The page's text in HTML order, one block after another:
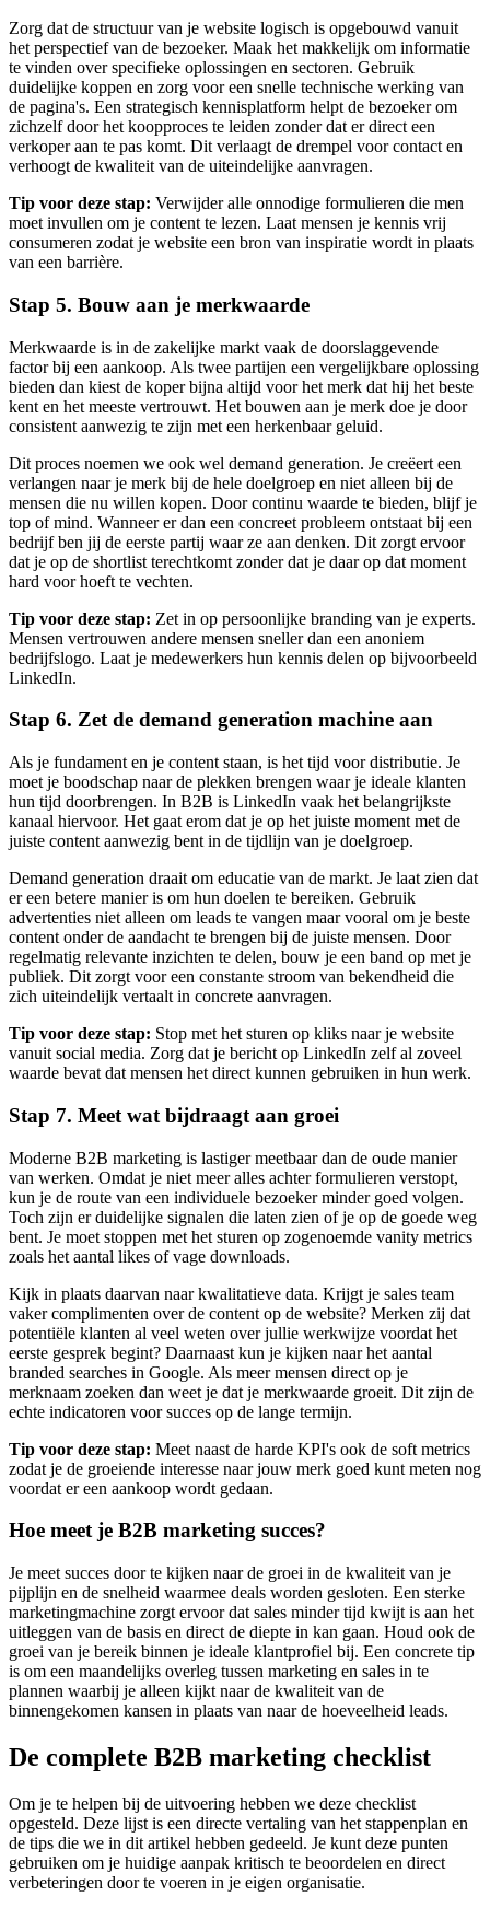
Zorg dat de structuur van je website logisch is opgebouwd vanuit
het perspectief van de bezoeker. Maak het makkelijk om informatie
te vinden over specifieke oplossingen en sectoren. Gebruik
duidelijke koppen en zorg voor een snelle technische werking van
de pagina's. Een strategisch kennisplatform helpt de bezoeker om
zichzelf door het koopproces te leiden zonder dat er direct een
verkoper aan te pas komt. Dit verlaagt de drempel voor contact en
verhoogt de kwaliteit van de uiteindelijke aanvragen.
Tip voor deze stap: Verwijder alle onnodige formulieren die men
moet invullen om je content te lezen. Laat mensen je kennis vrij
consumeren zodat je website een bron van inspiratie wordt in plaats
van een barrière.
Stap 5. Bouw aan je merkwaarde
Merkwaarde is in de zakelijke markt vaak de doorslaggevende
factor bij een aankoop. Als twee partijen een vergelijkbare oplossing
bieden dan kiest de koper bijna altijd voor het merk dat hij het beste
kent en het meeste vertrouwt. Het bouwen aan je merk doe je door
consistent aanwezig te zijn met een herkenbaar geluid.
Dit proces noemen we ook wel demand generation. Je creëert een
verlangen naar je merk bij de hele doelgroep en niet alleen bij de
mensen die nu willen kopen. Door continu waarde te bieden, blijf je
top of mind. Wanneer er dan een concreet probleem ontstaat bij een
bedrijf ben jij de eerste partij waar ze aan denken. Dit zorgt ervoor
dat je op de shortlist terechtkomt zonder dat je daar op dat moment
hard voor hoeft te vechten.
Tip voor deze stap: Zet in op persoonlijke branding van je experts.
Mensen vertrouwen andere mensen sneller dan een anoniem
bedrijfslogo. Laat je medewerkers hun kennis delen op bijvoorbeeld
LinkedIn.
Stap 6. Zet de demand generation machine aan
Als je fundament en je content staan, is het tijd voor distributie. Je
moet je boodschap naar de plekken brengen waar je ideale klanten
hun tijd doorbrengen. In B2B is LinkedIn vaak het belangrijkste
kanaal hiervoor. Het gaat erom dat je op het juiste moment met de
juiste content aanwezig bent in de tijdlijn van je doelgroep.
Demand generation draait om educatie van de markt. Je laat zien dat
er een betere manier is om hun doelen te bereiken. Gebruik
advertenties niet alleen om leads te vangen maar vooral om je beste
content onder de aandacht te brengen bij de juiste mensen. Door
regelmatig relevante inzichten te delen, bouw je een band op met je
publiek. Dit zorgt voor een constante stroom van bekendheid die
zich uiteindelijk vertaalt in concrete aanvragen.
Tip voor deze stap: Stop met het sturen op kliks naar je website
vanuit social media. Zorg dat je bericht op LinkedIn zelf al zoveel
waarde bevat dat mensen het direct kunnen gebruiken in hun werk.
Stap 7. Meet wat bijdraagt aan groei
Moderne B2B marketing is lastiger meetbaar dan de oude manier
van werken. Omdat je niet meer alles achter formulieren verstopt,
kun je de route van een individuele bezoeker minder goed volgen.
Toch zijn er duidelijke signalen die laten zien of je op de goede weg
bent. Je moet stoppen met het sturen op zogenoemde vanity metrics
zoals het aantal likes of vage downloads.
Kijk in plaats daarvan naar kwalitatieve data. Krijgt je sales team
vaker complimenten over de content op de website? Merken zij dat
potentiële klanten al veel weten over jullie werkwijze voordat het
eerste gesprek begint? Daarnaast kun je kijken naar het aantal
branded searches in Google. Als meer mensen direct op je
merknaam zoeken dan weet je dat je merkwaarde groeit. Dit zijn de
echte indicatoren voor succes op de lange termijn.
Tip voor deze stap: Meet naast de harde KPI's ook de soft metrics
zodat je de groeiende interesse naar jouw merk goed kunt meten nog
voordat er een aankoop wordt gedaan.
Hoe meet je B2B marketing succes?
Je meet succes door te kijken naar de groei in de kwaliteit van je
pijplijn en de snelheid waarmee deals worden gesloten. Een sterke
marketingmachine zorgt ervoor dat sales minder tijd kwijt is aan het
uitleggen van de basis en direct de diepte in kan gaan. Houd ook de
groei van je bereik binnen je ideale klantprofiel bij. Een concrete tip
is om een maandelijks overleg tussen marketing en sales in te
plannen waarbij je alleen kijkt naar de kwaliteit van de
binnengekomen kansen in plaats van naar de hoeveelheid leads.
De complete B2B marketing checklist
Om je te helpen bij de uitvoering hebben we deze checklist
opgesteld. Deze lijst is een directe vertaling van het stappenplan en
de tips die we in dit artikel hebben gedeeld. Je kunt deze punten
gebruiken om je huidige aanpak kritisch te beoordelen en direct
verbeteringen door te voeren in je eigen organisatie.